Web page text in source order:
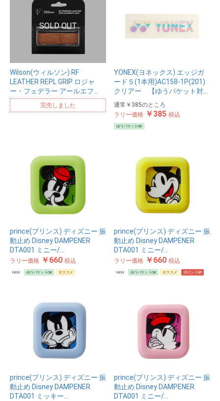
Wilson(ウィルソン) RF
LEATHER REPL GRIP ロジャ
ー・フェデラー アールエフ…
完売しました
YONEX(ヨネックス) エッジガ
ード５(1本用)AC158-1P(201)
クリアー 【ゆうパケット対…
通常 ￥385のところ
ラリー価格 ￥385 税込
ゆうパケットOK
prince(プリンス) ディズニー 振
動止め Disney DAMPENER
DTA001 ミニー/…
ラリー価格 ￥660 税込
NEW ゆうパケットOK オススメ
prince(プリンス) ディズニー 振
動止め Disney DAMPENER
DTA001 ミニー/…
ラリー価格 ￥660 税込
NEW ゆうパケットOK オススメ ポイントUP
prince(プリンス) ディズニー 振
動止め Disney DAMPENER
DTA001 ミッキー…
prince(プリンス) ディズニー 振
動止め Disney DAMPENER
DTA001 ミニー/…